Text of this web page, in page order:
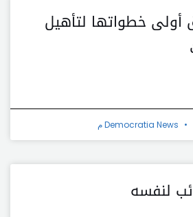
أولى خطواتها لتأهيل
Democratia News
لنفسه